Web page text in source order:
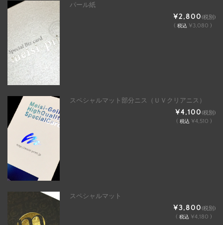
パール紙
¥2,800(税別)
( 税込 ¥3,080 )
スペシャルマット部分ニス（ＵＶクリアニス）
¥4,100(税別)
( 税込 ¥4,510 )
スペシャルマット
¥3,800(税別)
( 税込 ¥4,180 )